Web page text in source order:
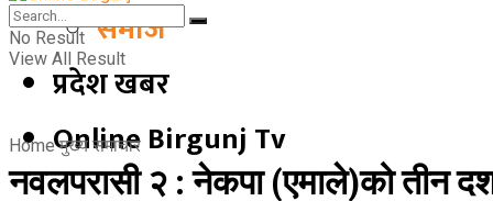
समाज
प्रदेश खबर
Online Birgunj Tv
No Result
View All Result
Home मुख्य समाचार
नवलपरासी २ : नेकपा (एमाले)को तीन